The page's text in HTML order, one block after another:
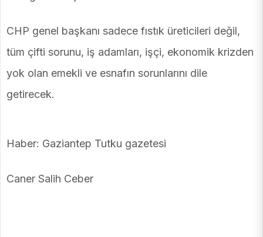
CHP genel başkanı sadece fıstık üreticileri değil,
tüm çifti sorunu, iş adamları, işçi, ekonomik krizden
yok olan emekli ve esnafın sorunlarını dile
getirecek.
Haber: Gaziantep Tutku gazetesi
Caner Salih Ceber